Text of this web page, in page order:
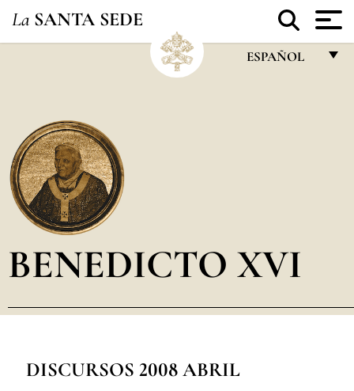
La SANTA SEDE
ESPAÑOL
POLSKI
العربيّة
BENEDICTO XVI
DISCURSOS 2008 ABRIL